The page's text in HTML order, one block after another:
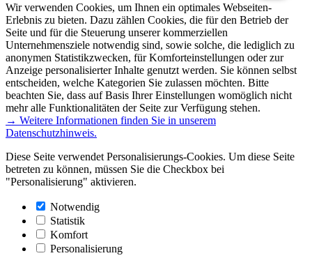
Wir verwenden Cookies, um Ihnen ein optimales Webseiten-
Erlebnis zu bieten. Dazu zählen Cookies, die für den Betrieb der
Seite und für die Steuerung unserer kommerziellen
Unternehmensziele notwendig sind, sowie solche, die lediglich zu
anonymen Statistikzwecken, für Komforteinstellungen oder zur
Anzeige personalisierter Inhalte genutzt werden. Sie können selbst
entscheiden, welche Kategorien Sie zulassen möchten. Bitte
beachten Sie, dass auf Basis Ihrer Einstellungen womöglich nicht
mehr alle Funktionalitäten der Seite zur Verfügung stehen.
→ Weitere Informationen finden Sie in unserem
Datenschutzhinweis.
Diese Seite verwendet Personalisierungs-Cookies. Um diese Seite
betreten zu können, müssen Sie die Checkbox bei
"Personalisierung" aktivieren.
Notwendig
Statistik
Komfort
Personalisierung